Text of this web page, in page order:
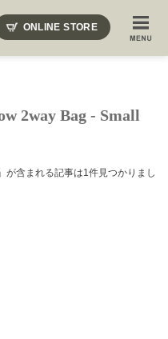
ONLINE STORE
2way Bag - Small
」が含まれる記事は1件見つかりまし